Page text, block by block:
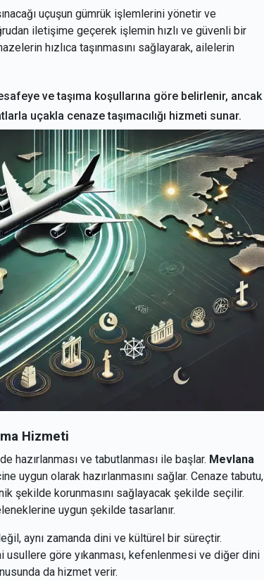
uçuşun gümrük işlemlerini yönetir ve
iletişime geçerek işlemin hızlı ve güvenli bir
hızlıca taşınmasını sağlayarak, ailelerin
ve taşıma koşullarına göre belirlenir, ancak
uçakla cenaze taşımacılığı hizmeti sunar.
Hizmeti
hazırlanması ve tabutlanması ile başlar. Mevlana
uygun olarak hazırlanmasını sağlar. Cenaze tabutu,
şekilde korunmasını sağlayacak şekilde seçilir.
uygun şekilde tasarlanır.
aynı zamanda dini ve kültürel bir süreçtir.
usullere göre yıkanması, kefenlenmesi ve diğer dini
da hizmet verir.